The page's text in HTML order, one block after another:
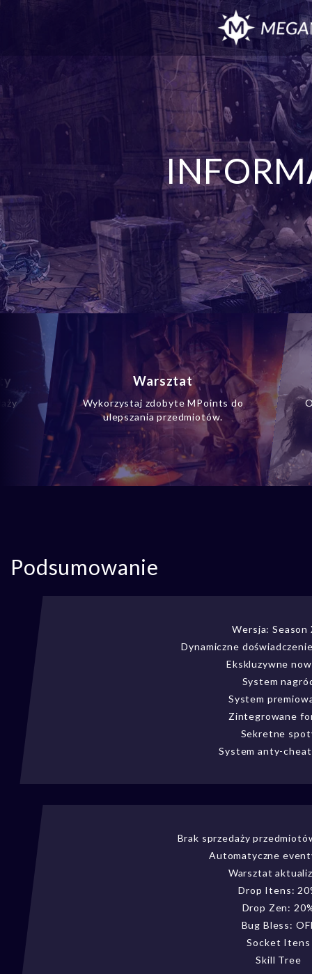
Warsztat
Wykorzystaj zdobyte MPoints do
ulepszania przedmiotów.
Podsumowanie
Wersja: Season
Dynamiczne
Ekskluzywne
System
System
Zintegrowane
Sekretne
System anty-
Brak sprzedaży
Automatyczne
Warsztat
Drop Itens:
Drop Zen:
Bug Bless:
Socket Itens
Skill Tree